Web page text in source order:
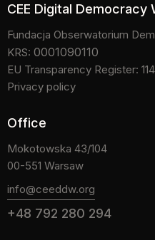
CEE Digital Democracy
Fundacja Obserwatorium
KRS: 0001090110
EU Transparency Register:
Privacy policy
Office
Mokotowska 43/104
00-551 Warsaw
info@ceeddw.org
+48 792 280 294